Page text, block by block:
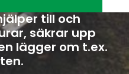
till och
säkrar upp
lägger om t.ex.